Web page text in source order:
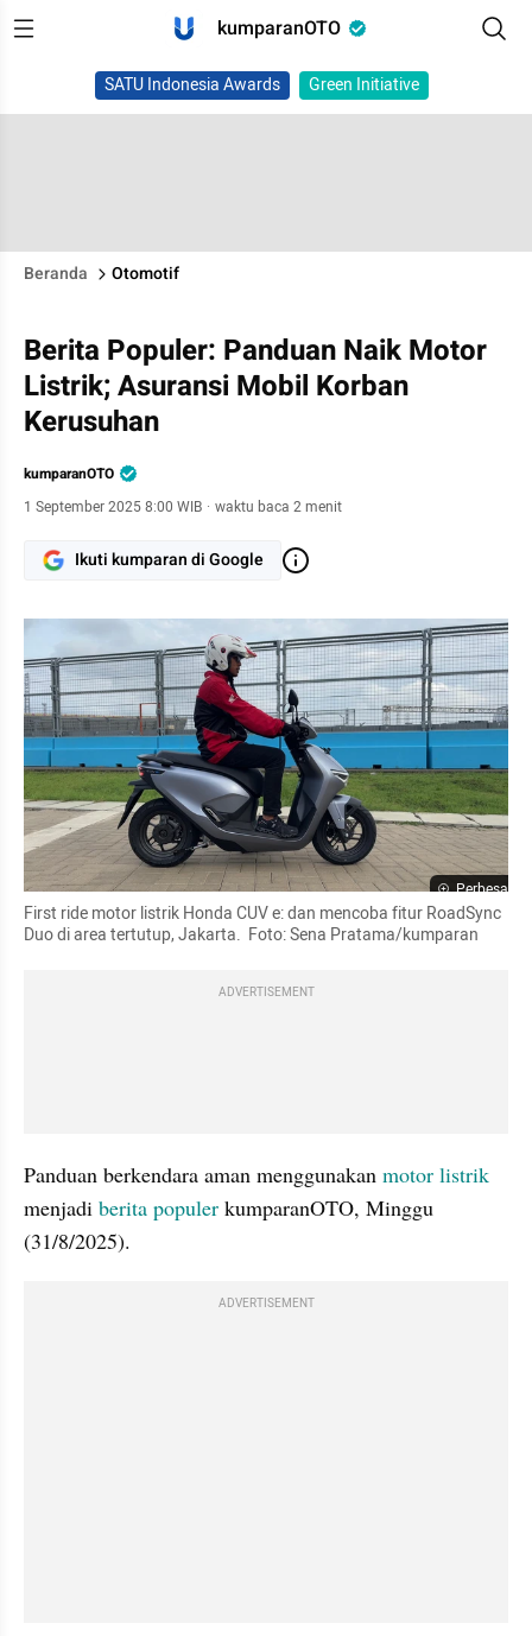
kumparanOTO
SATU Indonesia Awards Green Initiative
Beranda Otomotif
Berita Populer: Panduan Naik Motor
Listrik; Asuransi Mobil Korban
Kerusuhan
kumparanOTO
1 September 2025 8:00 WIB · waktu baca 2 menit
Ikuti kumparan di Google
Perbesar
First ride motor listrik Honda CUV e: dan mencoba fitur RoadSync
Duo di area tertutup, Jakarta.  Foto: Sena Pratama/kumparan
ADVERTISEMENT
Panduan berkendara aman menggunakan motor listrik
menjadi berita populer kumparanOTO, Minggu
(31/8/2025).
ADVERTISEMENT